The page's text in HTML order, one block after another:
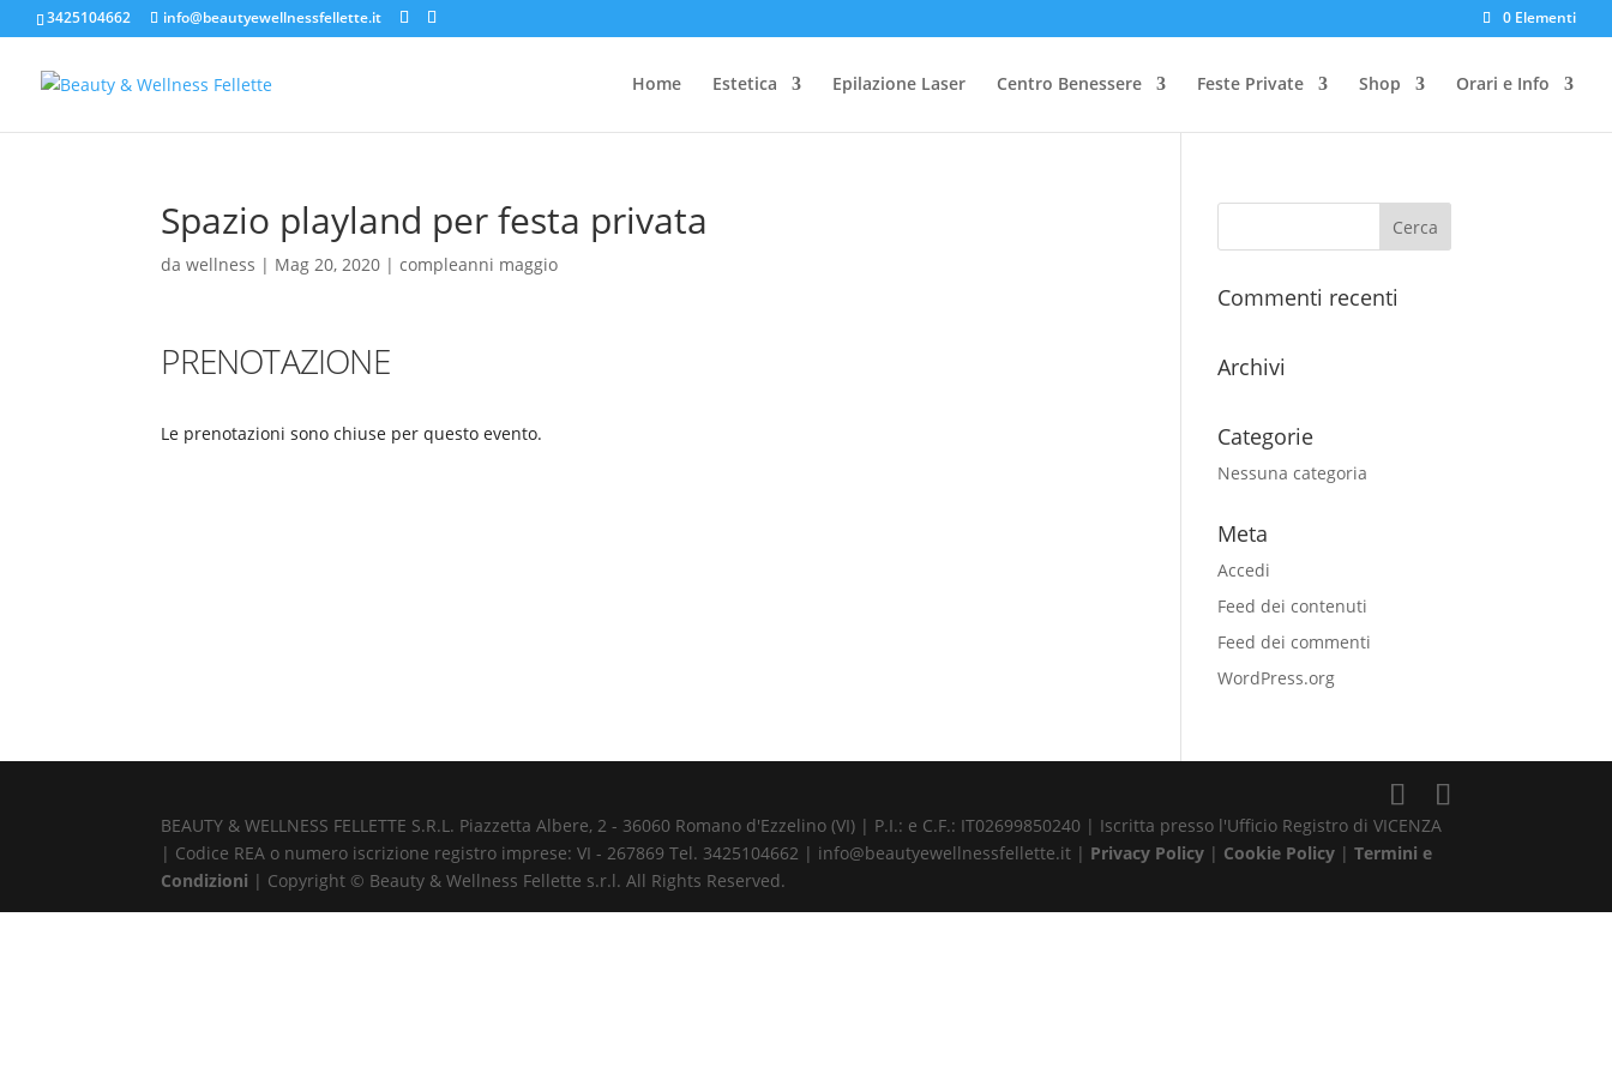
3425104662 info@beautyewellnessfellette.it 0 Elementi
Home Estetica Epilazione Laser Centro Benessere Feste Private Shop Orari e Info
Spazio playland per festa privata
dawellness | Mag 20, 2020 |compleanni maggio
PRENOTAZIONE
Le prenotazioni sono chiuse per questo evento.
Commenti recenti
Archivi
Categorie
Nessuna categoria
Meta
Accedi
Feed dei contenuti
Feed dei commenti
WordPress.org
BEAUTY & WELLNESS FELLETTE S.R.L. Piazzetta Albere, 2 - 36060 Romano d'Ezzelino (VI) | P.I.: e C.F.: IT02699850240 | Iscritta presso l'Ufficio Registro di VICENZA
| Codice REA o numero iscrizione registro imprese: VI - 267869 Tel. 3425104662 | info@beautyewellnessfellette.it | Privacy Policy | Cookie Policy |Termini e
Condizioni | Copyright © Beauty & Wellness Fellette s.r.l. All Rights Reserved.